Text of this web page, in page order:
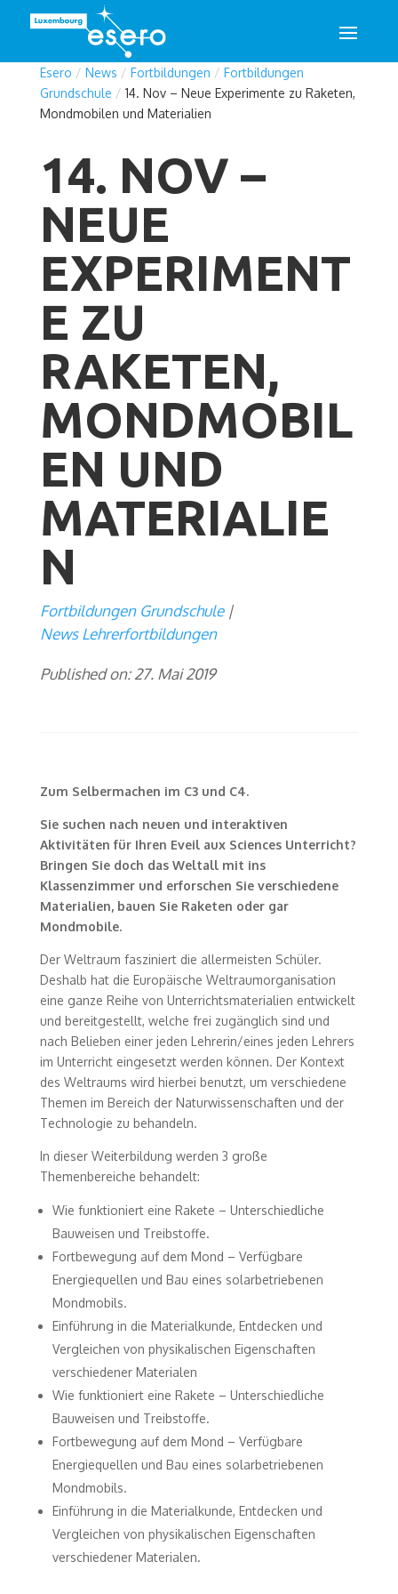
Esero / News / Fortbildungen / Fortbildungen
Grundschule / 14. Nov – Neue Experimente zu Raketen,
Mondmobilen und Materialien
14. NOV –
NEUE
EXPERIMENT
E ZU
RAKETEN,
MONDMOBIL
EN UND
MATERIALIE
N
Fortbildungen Grundschule
News Lehrerfortbildungen
Published on: 27. Mai 2019
Zum Selbermachen im C3 und C4.
Sie suchen nach neuen und interaktiven
Aktivitäten für Ihren Eveil aux Sciences Unterricht?
Bringen Sie doch das Weltall mit ins
Klassenzimmer und erforschen Sie verschiedene
Materialien, bauen Sie Raketen oder gar
Mondmobile.
Der Weltraum fasziniert die allermeisten Schüler.
Deshalb hat die Europäische Weltraumorganisation
eine ganze Reihe von Unterrichtsmaterialien entwickelt
und bereitgestellt, welche frei zugänglich sind und
nach Belieben einer jeden Lehrerin/eines jeden Lehrers
im Unterricht eingesetzt werden können. Der Kontext
des Weltraums wird hierbei benutzt, um verschiedene
Themen im Bereich der Naturwissenschaften und der
Technologie zu behandeln.
In dieser Weiterbildung werden 3 große
Themenbereiche behandelt:
Wie funktioniert eine Rakete – Unterschiedliche
Bauweisen und Treibstoffe.
Fortbewegung auf dem Mond – Verfügbare
Energiequellen und Bau eines solarbetriebenen
Mondmobils.
Einführung in die Materialkunde, Entdecken und
Vergleichen von physikalischen Eigenschaften
verschiedener Materialen
Wie funktioniert eine Rakete – Unterschiedliche
Bauweisen und Treibstoffe.
Fortbewegung auf dem Mond – Verfügbare
Energiequellen und Bau eines solarbetriebenen
Mondmobils.
Einführung in die Materialkunde, Entdecken und
Vergleichen von physikalischen Eigenschaften
verschiedener Materialen.